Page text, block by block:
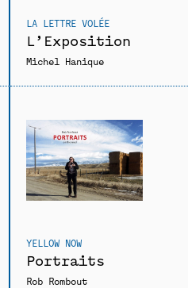
LA LETTRE VOLÉE
L’Exposition
Michel Hanique
YELLOW NOW
Portraits
Rob Rombout